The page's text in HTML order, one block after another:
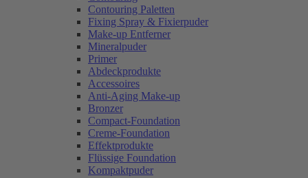
Contouring Paletten
Fixing Spray & Fixierpuder
Make-up Entferner
Mineralpuder
Primer
Abdeckprodukte
Accessoires
Anti-Aging Make-up
Bronzer
Compact-Foundation
Creme-Foundation
Effektprodukte
Flüssige Foundation
Kompaktpuder